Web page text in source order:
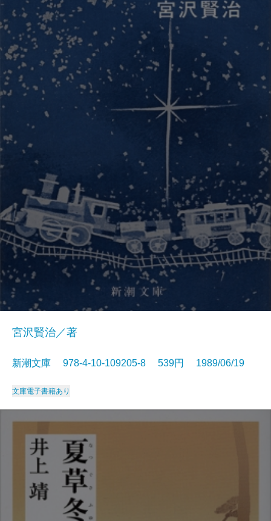
宮沢賢治／著
新潮文庫 978-4-10-109205-8 539円 1989/06/19
文庫電子書籍あり